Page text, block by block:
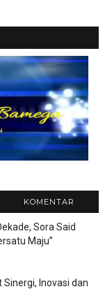
KOMENTAR
Sora Said
Maju”
Inovasi dan